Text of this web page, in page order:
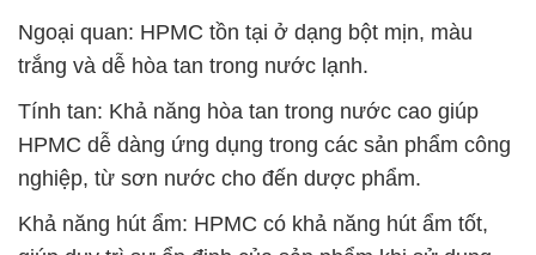
Ngoại quan: HPMC tồn tại ở dạng bột mịn, màu
trắng và dễ hòa tan trong nước lạnh.
Tính tan: Khả năng hòa tan trong nước cao giúp
HPMC dễ dàng ứng dụng trong các sản phẩm công
nghiệp, từ sơn nước cho đến dược phẩm.
Khả năng hút ẩm: HPMC có khả năng hút ẩm tốt,